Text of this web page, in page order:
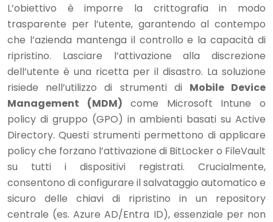
L’obiettivo è imporre la crittografia in modo
trasparente per l’utente, garantendo al contempo
che l’azienda mantenga il controllo e la capacità di
ripristino. Lasciare l’attivazione alla discrezione
dell’utente è una ricetta per il disastro. La soluzione
risiede nell’utilizzo di strumenti di Mobile Device
Management (MDM) come Microsoft Intune o
policy di gruppo (GPO) in ambienti basati su Active
Directory. Questi strumenti permettono di applicare
policy che forzano l’attivazione di BitLocker o FileVault
su tutti i dispositivi registrati. Crucialmente,
consentono di configurare il salvataggio automatico e
sicuro delle chiavi di ripristino in un repository
centrale (es. Azure AD/Entra ID), essenziale per non